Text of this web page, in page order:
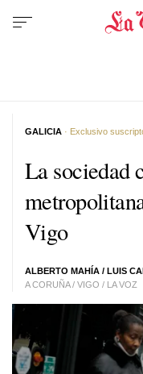
La sociedad
Vigo
ALBERTO MAHÍA / LUIS
A CORUÑA / VIGO / LA VOZ
GALICIA · Exclusivo